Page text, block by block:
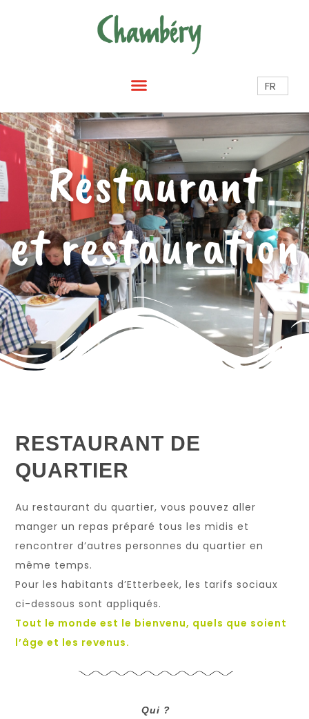
FR
Restaurant
et restauration
RESTAURANT DE
QUARTIER
Au restaurant du quartier, vous pouvez aller
manger un repas préparé tous les midis et
rencontrer d’autres personnes du quartier en
même temps.
Pour les habitants d’Etterbeek, les tarifs sociaux
ci-dessous sont appliqués.
Tout le monde est le bienvenu, quels que soient
l’âge et les revenus.
Qui ?